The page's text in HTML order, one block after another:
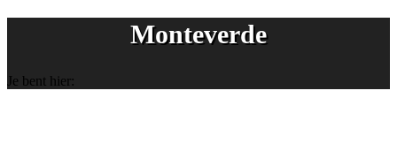
Monteverde
Je bent hier: